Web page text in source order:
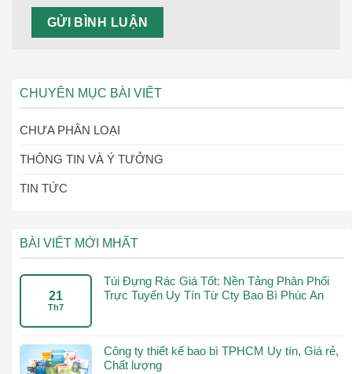
CHUYÊN MỤC BÀI VIẾT
CHƯA PHÂN LOẠI
THÔNG TIN VÀ Ý TƯỞNG
TIN TỨC
BÀI VIẾT MỚI MHẤT
21
Th7
Túi Đựng Rác Giá Tốt: Nền Tảng Phân Phối
Trực Tuyến Uy Tín Từ Cty Bao Bì Phúc An
Công ty thiết kế bao bì TPHCM Uy tín, Giá rẻ,
Chất lượng